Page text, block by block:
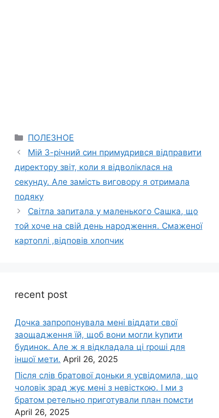
Categories
ПОЛЕЗНОЕ
Мій 3-річний син примудрився відправити
директору звіт, коли я відволіклася на
секунду. Але замість виговору я отримала
подяку
Світла запитала у маленького Сашка, що
той хоче на свій день народження. Смаженої
картоплі ,відповів хлопчик
recent post
Дочка запpопонувала мені віддати свої
заощадження їй, щоб вони могли kупити
будинок. Але ж я відкладала ці rроші для
іншої мети. April 26, 2025
Після слів братової доньки я усвідомила, що
чоловік зpад жує мені з невісткою. І ми з
братом ретельно приготували план помсти
April 26, 2025